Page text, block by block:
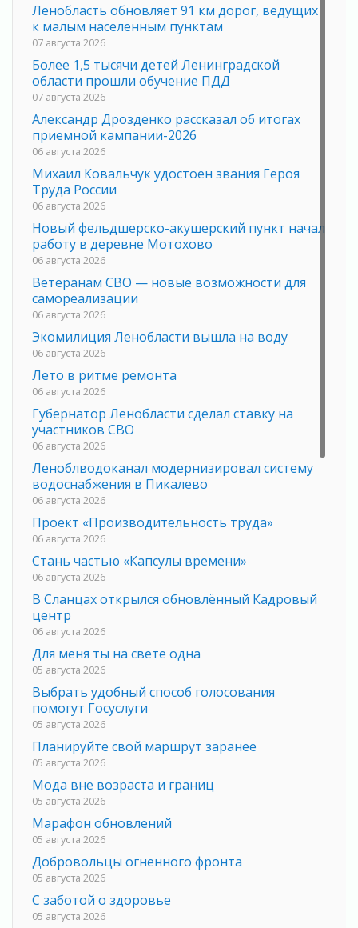
Ленобласть обновляет 91 км дорог, ведущих
к малым населенным пунктам
07 августа 2026
Более 1,5 тысячи детей Ленинградской
области прошли обучение ПДД
07 августа 2026
Александр Дрозденко рассказал об итогах
приемной кампании-2026
06 августа 2026
Михаил Ковальчук удостоен звания Героя
Труда России
06 августа 2026
Новый фельдшерско-акушерский пункт начал
работу в деревне Мотохово
06 августа 2026
Ветеранам СВО — новые возможности для
самореализации
06 августа 2026
Экомилиция Ленобласти вышла на воду
06 августа 2026
Лето в ритме ремонта
06 августа 2026
Губернатор Ленобласти сделал ставку на
участников СВО
06 августа 2026
Леноблводоканал модернизировал систему
водоснабжения в Пикалево
06 августа 2026
Проект «Производительность труда»
06 августа 2026
Стань частью «Капсулы времени»
06 августа 2026
В Сланцах открылся обновлённый Кадровый
центр
06 августа 2026
Для меня ты на свете одна
05 августа 2026
Выбрать удобный способ голосования
помогут Госуслуги
05 августа 2026
Планируйте свой маршрут заранее
05 августа 2026
Мода вне возраста и границ
05 августа 2026
Марафон обновлений
05 августа 2026
Добровольцы огненного фронта
05 августа 2026
С заботой о здоровье
05 августа 2026